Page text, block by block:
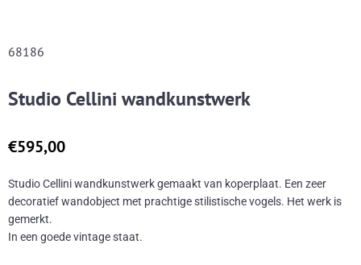
68186
Studio Cellini wandkunstwerk
€595,00
Studio Cellini wandkunstwerk gemaakt van koperplaat. Een zeer
decoratief wandobject met prachtige stilistische vogels. Het werk is
gemerkt.
In een goede vintage staat.